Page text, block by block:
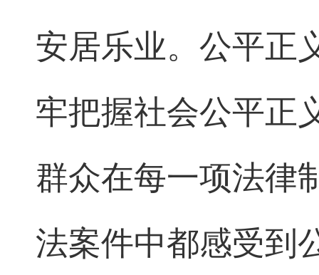
安居乐业。公平正
牢把握社会公平正
群众在每一项法律
法案件中都感受到